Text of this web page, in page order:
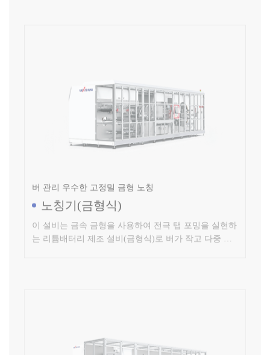
버 관리 우수한 고정밀 금형 노칭
이 설비는 금속 금형을 사용하여 전극 탭 포밍을 실현하
물에 대해 제어 및 관리가 가능합니다.